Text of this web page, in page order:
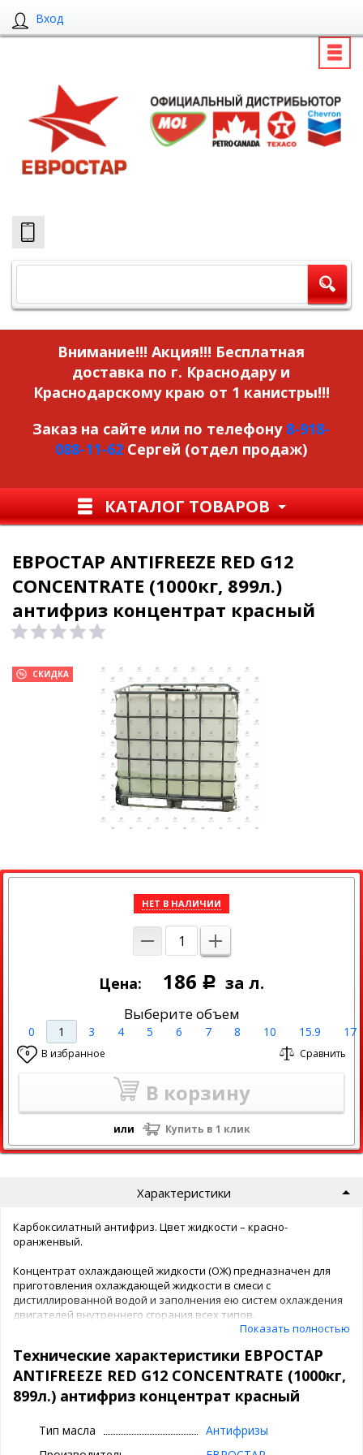
Вход
Внимание!!! Акция!!! Бесплатная
доставка по г. Краснодару и
Краснодарскому краю от 1 канистры!!!
Заказ на сайте или по телефону 8-918-
088-11-62 Сергей (отдел продаж)
КАТАЛОГ ТОВАРОВ
ЕВРОСТАР ANTIFREEZE RED G12
CONCENTRATE (1000кг, 899л.)
антифриз концентрат красный
СКИДКА
НЕТ В НАЛИЧИИ
Цена: 186 Р за л.
Выберите объем
0 1 3 4 5 6 7 8 10 15.9 17
0 В избранное Сравнить
В корзину
или Купить в 1 клик
Характеристики
Карбоксилатный антифриз. Цвет жидкости – красно-
оранженвый.
Концентрат охлаждающей жидкости (ОЖ) предназначен для
приготовления охлаждающей жидкости в смеси с
дистиллированной водой и заполнения ею систем охлаждения
двигателей внутреннего сгорания всех типов.
- увеличенный срок эксплуатации - до 250 000 километров
пробега. - максимальная защита от всех видов коррозии -
современная Технология Органических Кислот позволяет
особенно алюминиевых - высокая температура кипения
Показать полностью
Технические характеристики ЕВРОСТАР
ANTIFREEZE RED G12 CONCENTRATE (1000кг,
899л.) антифриз концентрат красный
Тип масла
Антифризы